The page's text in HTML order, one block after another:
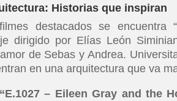
Historias que inspiran
destacados se encuentra “
dirigido por Elías León
de Sebas y Andrea.
en una arquitectura que va
“E.1027 – Eileen Gray and the